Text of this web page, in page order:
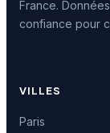
France.
confiance pour
VILLES
Paris